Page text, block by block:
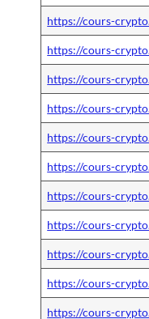
https://cours-
https://cours-
https://cours-
https://cours-
https://cours-
https://cours-
https://cours-
https://cours-
https://cours-
https://cours-
https://cours-